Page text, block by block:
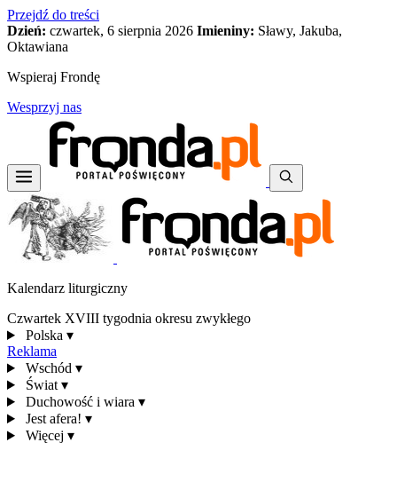
Przejdź do treści
Dzień: czwartek, 6 sierpnia 2026 Imieniny: Sławy, Jakuba,
Oktawiana
Wspieraj Frondę
Wesprzyj nas
Kalendarz liturgiczny
Czwartek XVIII tygodnia okresu zwykłego
Polska ▾
Reklama
Wschód ▾
Świat ▾
Duchowość i wiara ▾
Jest afera! ▾
Więcej ▾